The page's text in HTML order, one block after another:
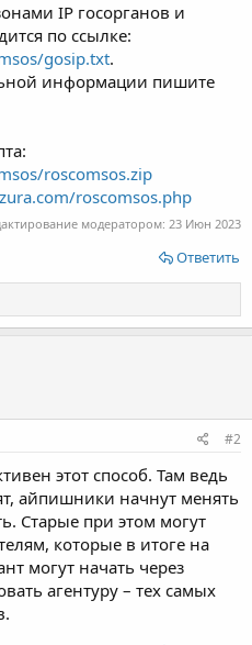
IP госорганов и
по ссылке:
gosip.txt.
информации пишите
roscomsos.zip
roscomsos.php
модератором: 23 Июн 2023
Ответить
#2
этот способ. Там ведь
айпишники начнут менять
Старые при этом могут
которые в итоге на
могут начать через
агентуру – тех самых